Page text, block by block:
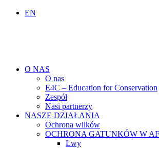
EN
O NAS
O nas
E4C – Education for Conservation
Zespół
Nasi partnerzy
NASZE DZIAŁANIA
Ochrona wilków
OCHRONA GATUNKÓW W
Lwy